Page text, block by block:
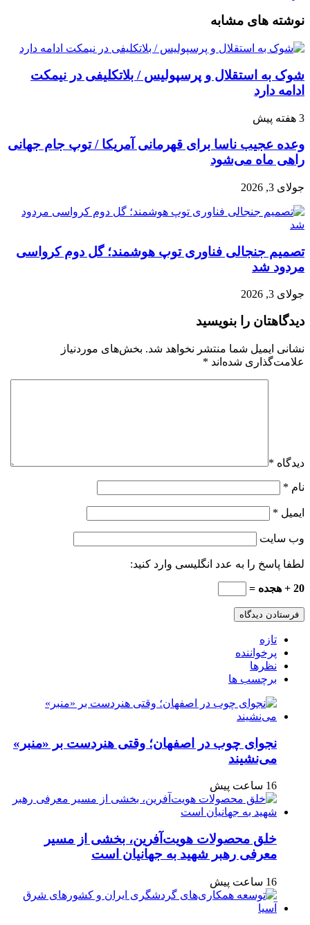
نوشته های مشابه
شوک به استقلال و پرسپولیس / بلاتکلیفی در نیمکت
ادامه دارد
3 هفته پیش
وعده عجیب ناسا برای قهرمانی آمریکا / توپ جام جهانی
راهی ماه می‌شود
جولای 3, 2026
تصمیم جنجالی فناوری توپ هوشمند؛ گل دوم کرواسی
مردود شد
جولای 3, 2026
دیدگاهتان را بنویسید
نشانی ایمیل شما منتشر نخواهد شد. بخش‌های موردنیاز
علامت‌گذاری شده‌اند *
دیدگاه *
نام *
ایمیل *
وب‌ سایت
لطفا پاسخ را به عدد انگلیسی وارد کنید:
20 + هجده =
تازه
پرخواننده
نظرها
برچسب ها
نجوای چوب در اصفهان؛ وقتی هنردست بر «منبر»
می‌نشیند
16 ساعت پیش
خلق محصولات هویت‌آفرین، بخشی از مسیر
معرفی رهبر شهید به جهانیان است
16 ساعت پیش